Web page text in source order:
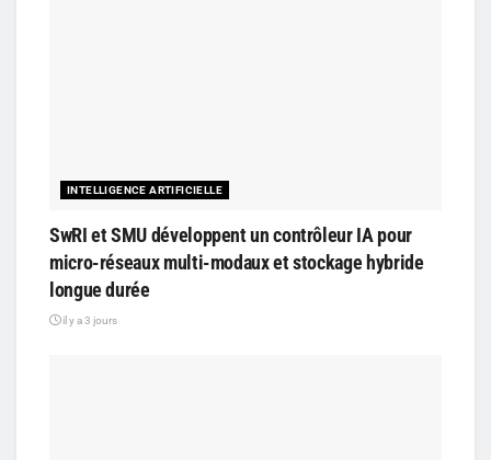
INTELLIGENCE ARTIFICIELLE
SwRI et SMU développent un contrôleur IA pour
micro-réseaux multi-modaux et stockage hybride
longue durée
il y a 3 jours